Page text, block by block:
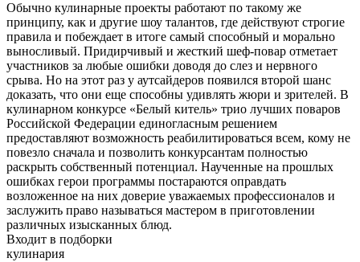
Обычно кулинарные проекты работают по такому же
принципу, как и другие шоу талантов, где действуют строгие
правила и побеждает в итоге самый способный и морально
выносливый. Придирчивый и жесткий шеф-повар отметает
участников за любые ошибки доводя до слез и нервного
срыва. Но на этот раз у аутсайдеров появился второй шанс
доказать, что они еще способны удивлять жюри и зрителей. В
кулинарном конкурсе «Белый китель» трио лучших поваров
Российской Федерации единогласным решением
предоставляют возможность реабилитироваться всем, кому не
повезло сначала и позволить конкурсантам полностью
раскрыть собственный потенциал. Наученные на прошлых
ошибках герои программы постараются оправдать
возложенное на них доверие уважаемых профессионалов и
заслужить право называться мастером в приготовлении
различных изысканных блюд.
Входит в подборки
кулинария